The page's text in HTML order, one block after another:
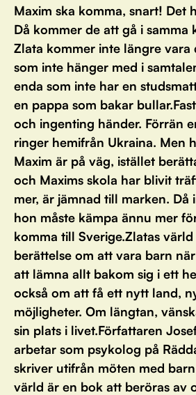
Maxim ska komma, snart! Det
Då kommer de att gå i samma
Zlata kommer inte längre vara
som inte hänger med i
enda som inte har en
en pappa som bakar
och ingenting händer. Förrän
ringer hemifrån Ukraina. Men
Maxim är på väg, istället
och Maxims skola har blivit
mer, är jämnad till marken. Då
hon måste kämpa ännu mer
komma till Sverige.Zlatas
berättelse om att vara barn
att lämna allt bakom sig i ett
också om att få ett nytt land,
möjligheter. Om längtan,
sin plats i livet.Författaren
arbetar som psykolog på
skriver utifrån möten med
värld är en bok att beröras av